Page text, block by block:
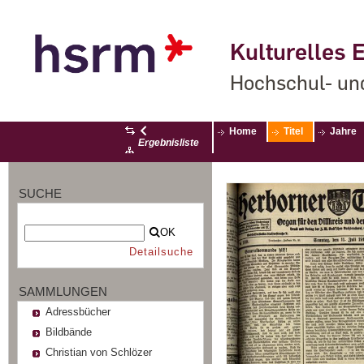
Kulturelles
Hochschul-
Ergebnisliste
Home Titel Jahre
SUCHE
OK
Detailsuche
SAMMLUNGEN
Adressbücher
Bildbände
Christian von Schlözer